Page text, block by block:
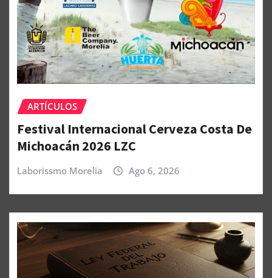
ARTÍCULOS
Festival Internacional Cerveza Costa De
Michoacán 2026 LZC
Laborissmo Morelia Ago 6, 2026